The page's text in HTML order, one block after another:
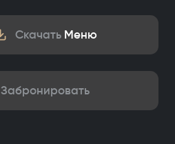
Скачать Меню
Забронировать